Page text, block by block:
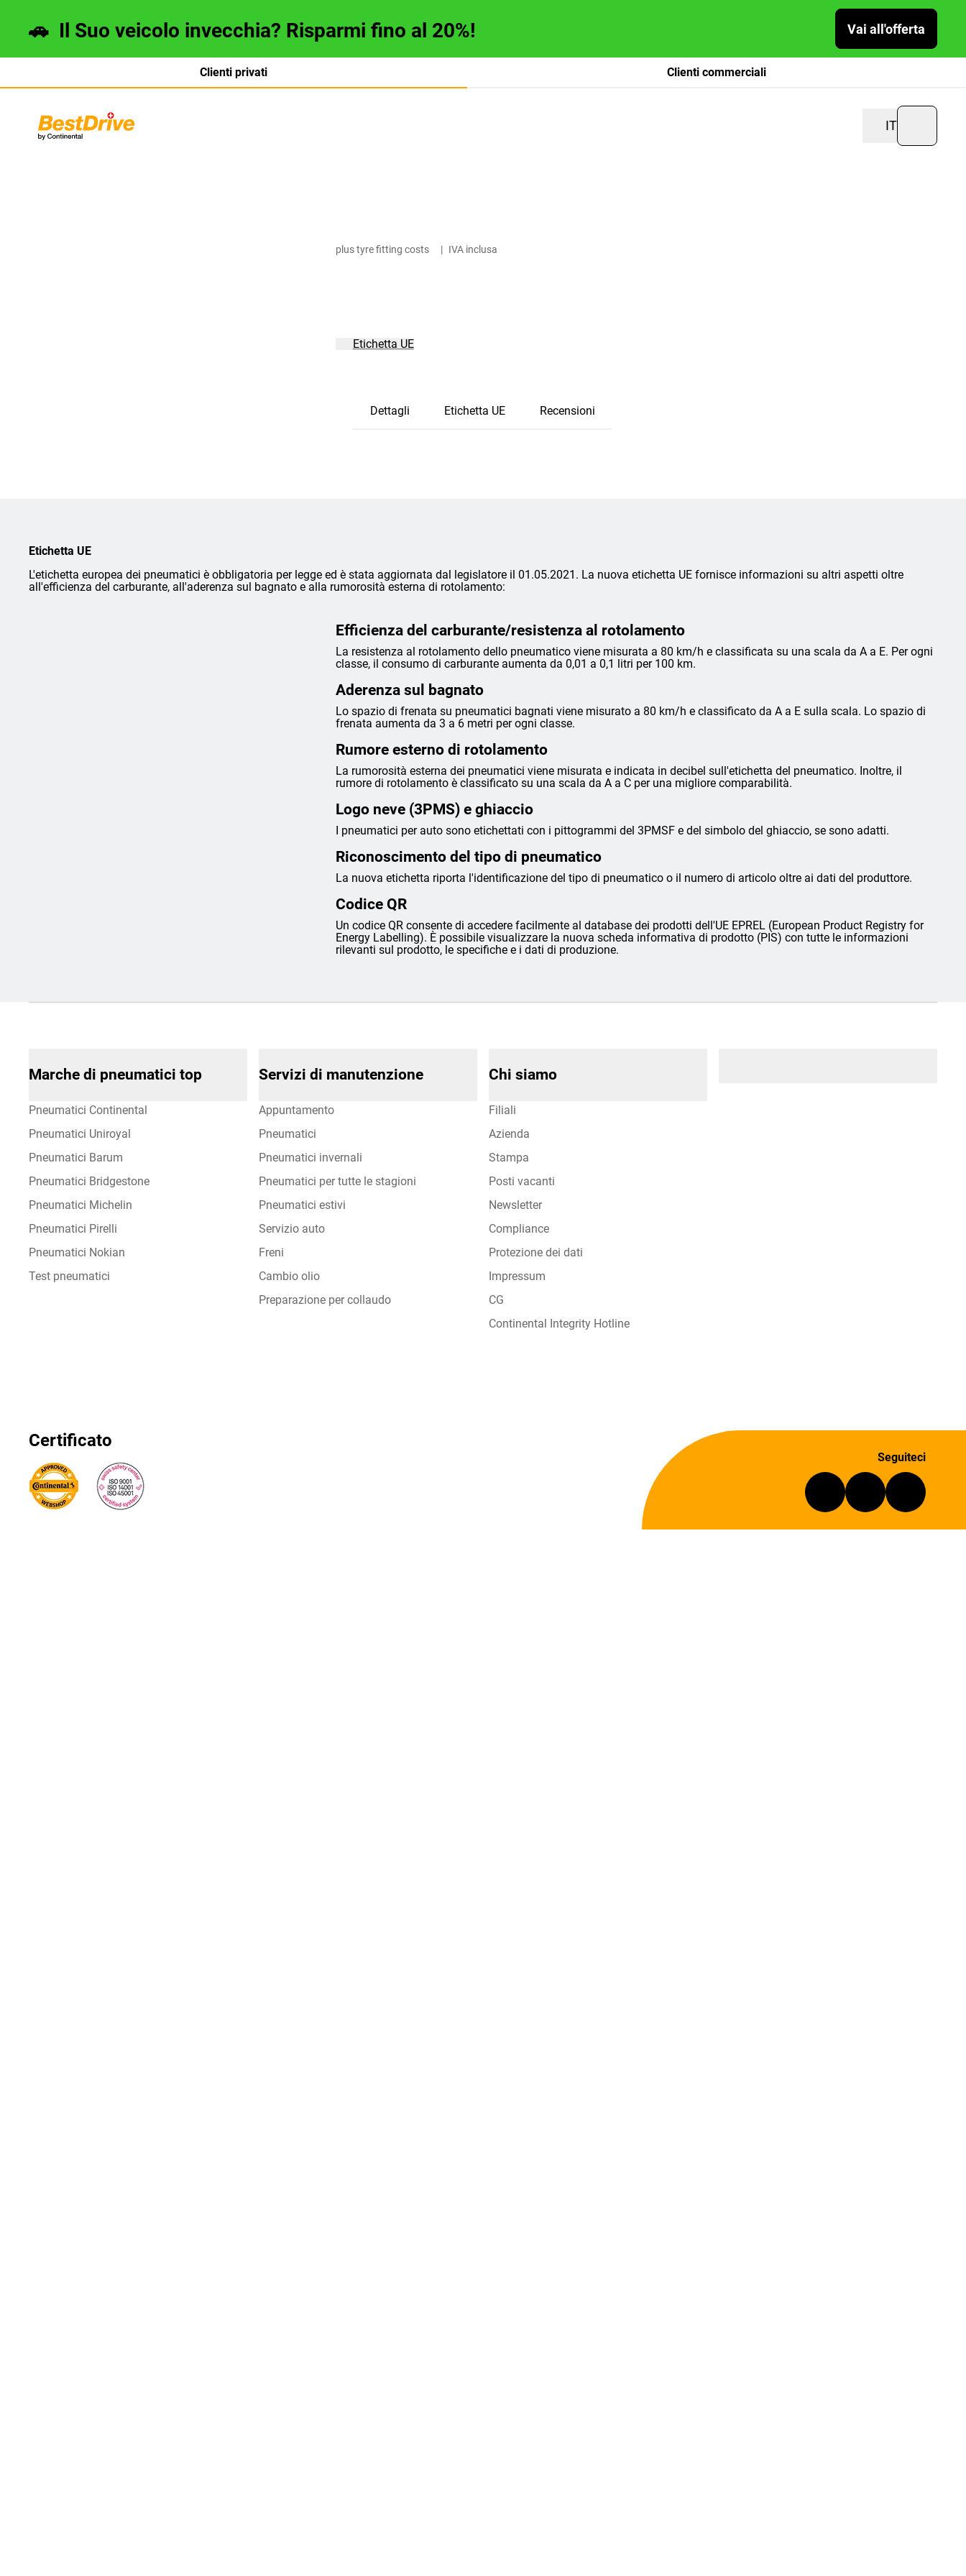
🚗 Il Suo veicolo invecchia? Risparmi fino al 20%! Vai all'offerta
Clienti privati Clienti commerciali
IT
Deutsch
plus tyre fitting costs | IVA inclusa
Etichetta UE
Dettagli Etichetta UE Recensioni
Etichetta UE
L'etichetta europea dei pneumatici è obbligatoria per legge ed è stata aggiornata dal legislatore il 01.05.2021. La nuova etichetta UE fornisce informazioni su altri aspetti oltre
all'efficienza del carburante, all'aderenza sul bagnato e alla rumorosità esterna di rotolamento:
Efficienza del carburante/resistenza al rotolamento
La resistenza al rotolamento dello pneumatico viene misurata a 80 km/h e classificata su una scala da A a E. Per ogni
classe, il consumo di carburante aumenta da 0,01 a 0,1 litri per 100 km.
Aderenza sul bagnato
Lo spazio di frenata su pneumatici bagnati viene misurato a 80 km/h e classificato da A a E sulla scala. Lo spazio di
frenata aumenta da 3 a 6 metri per ogni classe.
Rumore esterno di rotolamento
La rumorosità esterna dei pneumatici viene misurata e indicata in decibel sull'etichetta del pneumatico. Inoltre, il
rumore di rotolamento è classificato su una scala da A a C per una migliore comparabilità.
Logo neve (3PMS) e ghiaccio
I pneumatici per auto sono etichettati con i pittogrammi del 3PMSF e del simbolo del ghiaccio, se sono adatti.
Riconoscimento del tipo di pneumatico
La nuova etichetta riporta l'identificazione del tipo di pneumatico o il numero di articolo oltre ai dati del produttore.
Codice QR
Un codice QR consente di accedere facilmente al database dei prodotti dell'UE EPREL (European Product Registry for
Energy Labelling). È possibile visualizzare la nuova scheda informativa di prodotto (PIS) con tutte le informazioni
rilevanti sul prodotto, le specifiche e i dati di produzione.
Marche di pneumatici top
Pneumatici Continental
Pneumatici Uniroyal
Pneumatici Barum
Pneumatici Bridgestone
Pneumatici Michelin
Pneumatici Pirelli
Pneumatici Nokian
Test pneumatici
Servizi di manutenzione
Appuntamento
Pneumatici
Pneumatici invernali
Pneumatici per tutte le stagioni
Pneumatici estivi
Servizio auto
Freni
Cambio olio
Preparazione per collaudo
Chi siamo
Filiali
Azienda
Stampa
Posti vacanti
Newsletter
Compliance
Protezione dei dati
Impressum
CG
Continental Integrity Hotline
Certificato
Seguiteci